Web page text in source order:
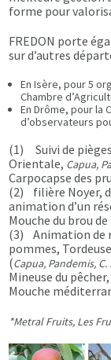
forme pour
FREDON porte
sur d’autres
En Isère, pour 5
Chambre
En Drôme, pour la
d’observateurs
(1) Suivi de
Orientale, Capua,
Carpocapse des
(2) filière Noyer,
animation d’un
Mouche du brou
(3) Animation de
pommes,
(Capua, Pandemis,
Mineuse du
Mouche
*Metral Fruits, Les